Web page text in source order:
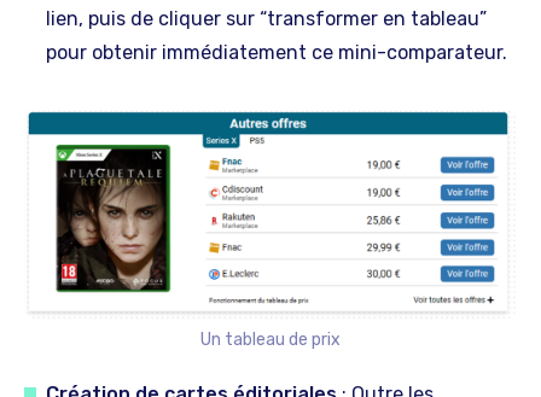
lien, puis de cliquer sur “transformer en tableau”
pour obtenir immédiatement ce mini-comparateur.
Un tableau de prix